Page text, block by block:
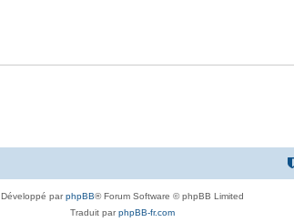
Développé parphpBB® Forum Software © phpBB Limited
Traduit parphpBB-fr.com